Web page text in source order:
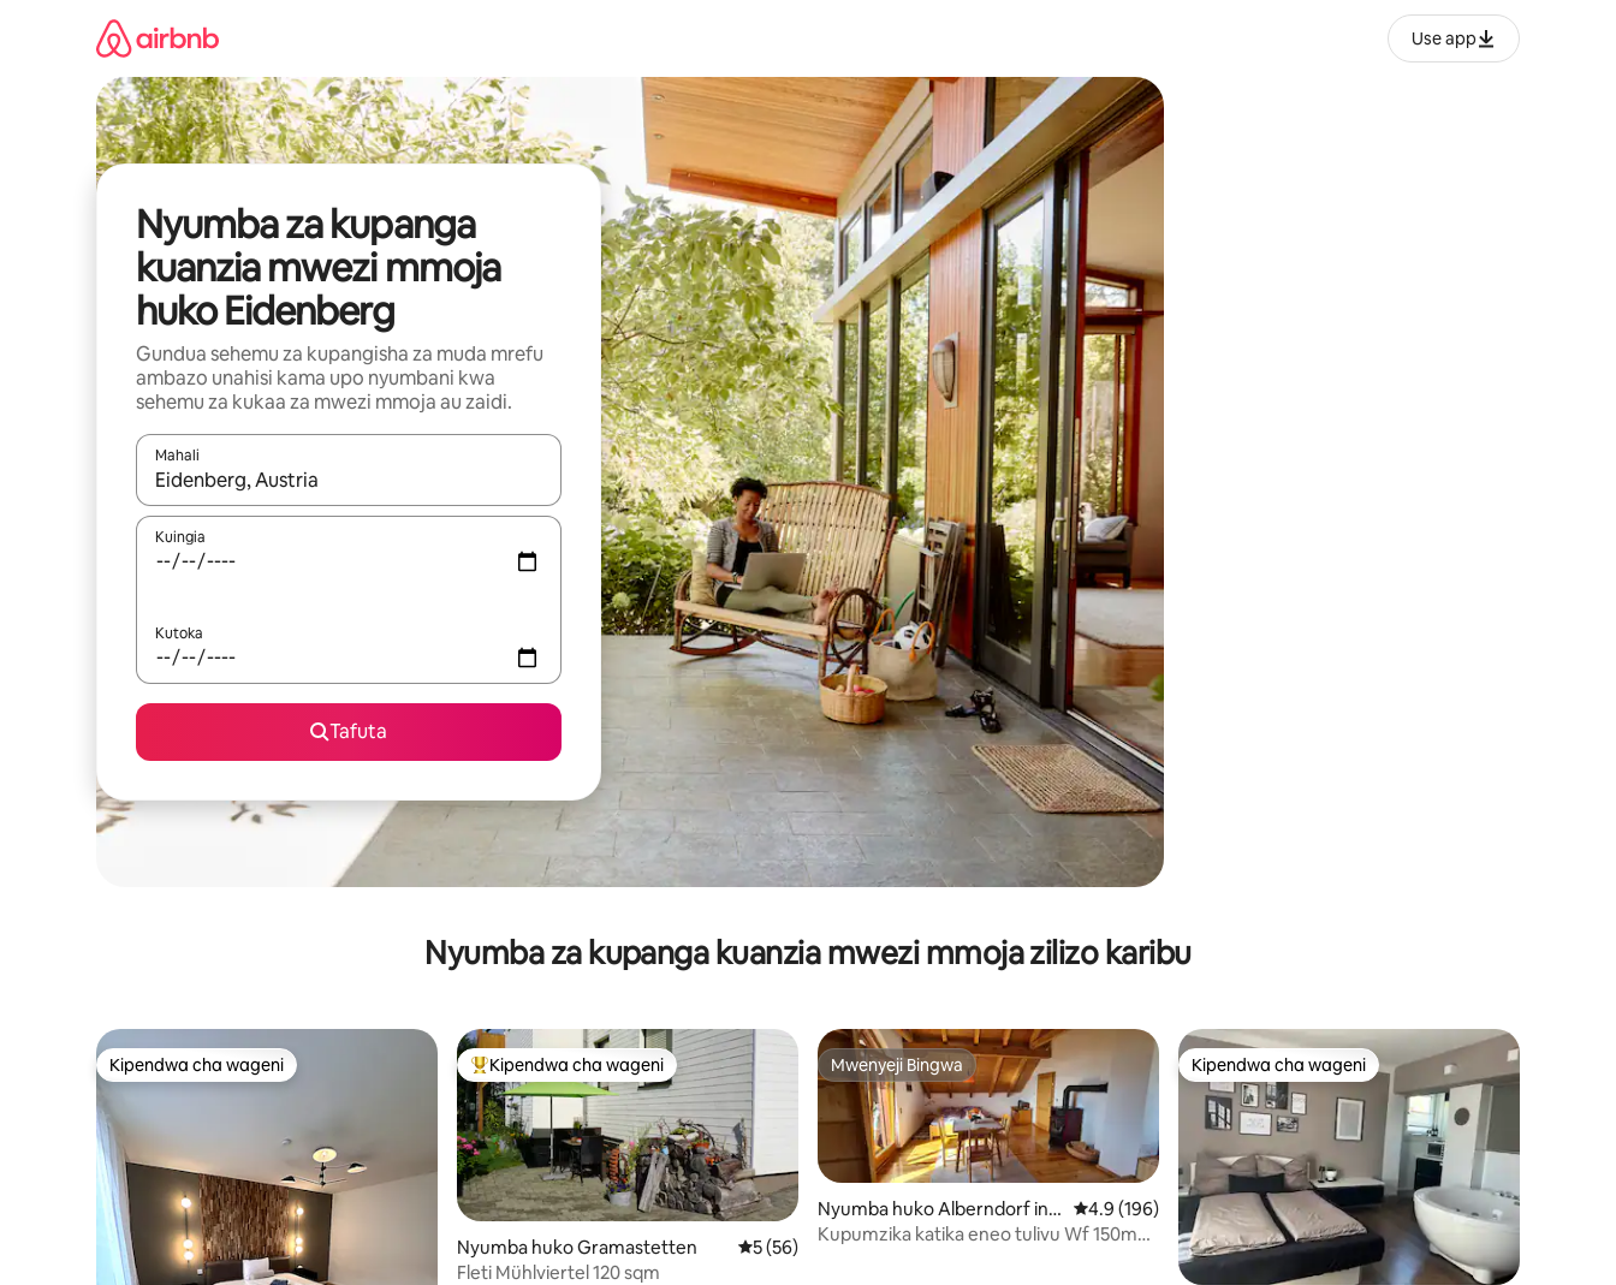
Use app
Nyumba za kupanga
kuanzia mwezi mmoja
huko Eidenberg
Gundua sehemu za kupangisha za muda mrefu
ambazo unahisi kama upo nyumbani kwa
sehemu za kukaa za mwezi mmoja au zaidi.
Mahali
Wakati matokeo yanapatikana, vinjari kwa kutumia vitufe vya vishale vya juu na chini au uchunguze kwa kugusa au kutelezesha kidole kwenye ishara.
Kuingia
Kutoka
Tafuta
Nyumba za kupanga kuanzia mwezi mmoja zilizo karibu
Kipendwa cha wageni
Kipendwa cha wageni Kipendwa maarufu cha wageni
Kipendwa cha wageni
Nyumba huko Gramastetten Ukadiriaji wa wastani wa 5 kati ya 5, tathmini 56
5 (56)
Fleti Mühlviertel 120 sqm
Mwenyeji Bingwa
Mwenyeji Bingwa
Nyumba huko Alberndorf in d
er Riedmark
Ukadiriaji wa wastani wa 4.9 kati ya 5, tathmini 196
4.9 (196)
Kupumzika katika eneo tulivu Wf 150m2,
Kipendwa cha wageni
Kipendwa cha wageni